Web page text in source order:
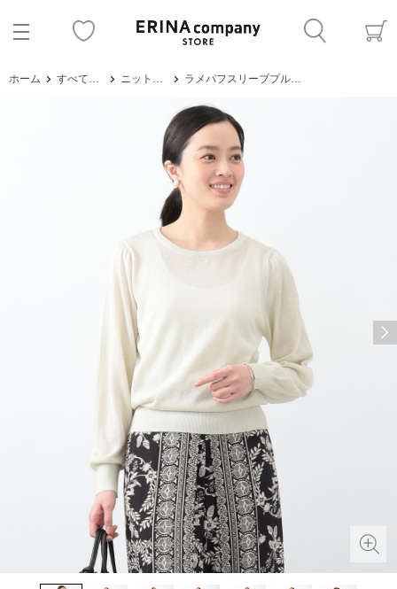
ホーム すべてのアイテム ニット・セーター ラメパフスリーブプルオーバー